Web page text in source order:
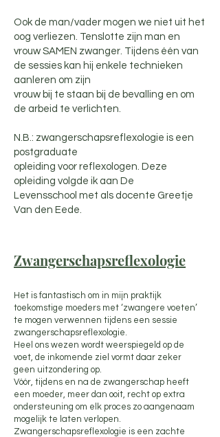
Ook de man/vader mogen we niet uit het
oog verliezen. Tenslotte zijn man en
vrouw SAMEN zwanger. Tijdens één van
de sessies kan hij enkele technieken
aanleren om zijn
vrouw bij te staan bij de bevalling en om
de arbeid te verlichten.
N.B.: zwangerschapsreflexologie is een
postgraduate
opleiding voor reflexologen. Deze
opleiding volgde ik aan De
Levensschool met als docente Greetje
Van den Eede.
Zwangerschapsreflexologie
Het is fantastisch om in mijn praktijk
toekomstige moeders met ‘zwangere voeten’
te mogen verwennen tijdens een sessie
zwangerschapsreflexologie.
Heel ons wezen wordt weerspiegeld op de
voet, de inkomende ziel vormt daar zeker
geen uitzondering op.
Vóór, tijdens en na de zwangerschap heeft
een moeder, meer dan ooit, recht op extra
ondersteuning om elk proces zo aangenaam
mogelijk te laten verlopen.
Zwangerschapsreflexologie is een zachte